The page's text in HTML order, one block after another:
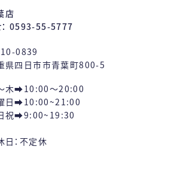
店
0593-55-5777
0839
県四日市市青葉町800-5
木➡10:00〜20:00
日➡10:00~21:00
祝➡9:00~19:30
日：不定休